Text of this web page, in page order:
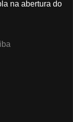
na abertura do